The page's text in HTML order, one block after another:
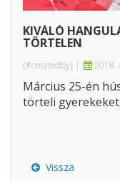
KIVÁLÓ
TÖRTELEN
{#createdby} 2018.
Március 25-én
törteli
Vissza